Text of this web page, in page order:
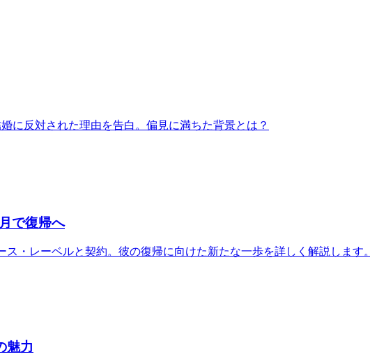
に反対された理由を告白。偏見に満ちた背景とは？
で復帰へ
・レーベルと契約。彼の復帰に向けた新たな一歩を詳しく解説します。
魅力